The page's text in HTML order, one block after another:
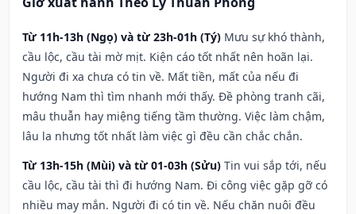
Từ 11h-13h (Ngọ) và từ 23h-01h (Tý) Mưu sự khó thành,
cầu lộc, cầu tài mờ mịt. Kiện cáo tốt nhất nên hoãn lại.
Người đi xa chưa có tin về. Mất tiền, mất của nếu đi
hướng Nam thì tìm nhanh mới thấy. Đề phòng tranh cãi,
mâu thuẫn hay miệng tiếng tầm thường. Việc làm chậm,
lâu la nhưng tốt nhất làm việc gì đều cần chắc chắn.
Từ 13h-15h (Mùi) và từ 01-03h (Sửu) Tin vui sắp tới, nếu
cầu lộc, cầu tài thì đi hướng Nam. Đi công việc gặp gỡ có
nhiều may mắn. Người đi có tin về. Nếu chăn nuôi đều